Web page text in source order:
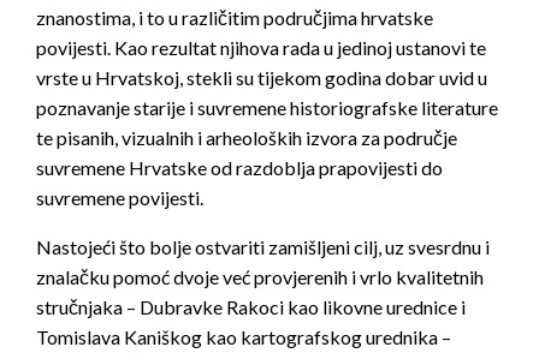
znanostima, i to u različitim područjima hrvatske
povijesti. Kao rezultat njihova rada u jedinoj ustanovi te
vrste u Hrvatskoj, stekli su tijekom godina dobar uvid u
poznavanje starije i suvremene historiografske literature
te pisanih, vizualnih i arheoloških izvora za područje
suvremene Hrvatske od razdoblja prapovijesti do
suvremene povijesti.
Nastojeći što bolje ostvariti zamišljeni cilj, uz svesrdnu i
znalačku pomoć dvoje već provjerenih i vrlo kvalitetnih
stručnjaka – Dubravke Rakoci kao likovne urednice i
Tomislava Kaniškog kao kartografskog urednika –